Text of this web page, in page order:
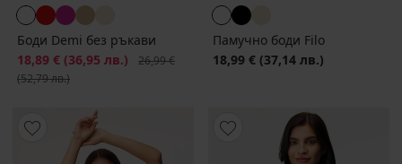
Боди Demi без ръкави
Намаление
18,89 € (36,95 лв.) Първоначална цена
26,99 €
(52,79 лв.)
Памучно боди Filo
18,99 € (37,14 лв.)